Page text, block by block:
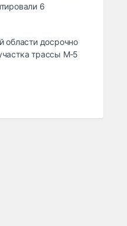
6
области досрочно
трассы М‑5